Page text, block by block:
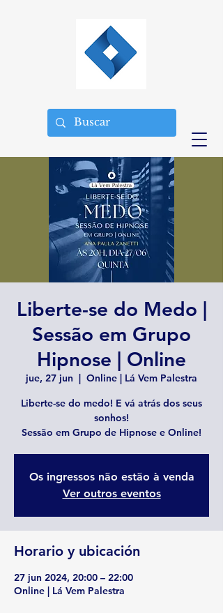
Liberte-se do Medo |
Sessão em Grupo
Hipnose | Online
jue, 27 jun
  |
Online | Lá Vem Palestra
Liberte-se do medo! E vá atrás dos seus
sonhos!
Sessão em Grupo de Hipnose e Online!
Os ingressos não estão à venda
Ver outros eventos
Horario y ubicación
27 jun 2024, 20:00 – 22:00
Online | Lá Vem Palestra